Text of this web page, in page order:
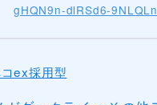
gHQN9n-dlRSd6-9NLQLn
ex採用型